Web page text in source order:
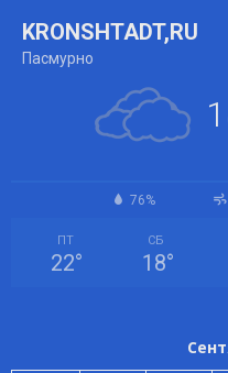
KRONSHTADT,RU
Пасмурно
76%
ПТ
22°
СБ
18°